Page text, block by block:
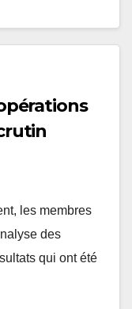
les membres
des
qui ont été